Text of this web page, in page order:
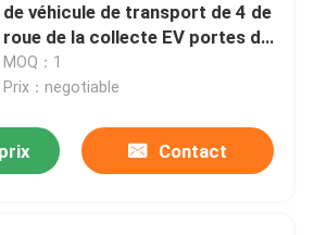
de véhicule de transport de 4 de
roue de la collecte EV portes de
la voiture 4 185 km/h
MOQ：1
Prix：negotiable
Contact